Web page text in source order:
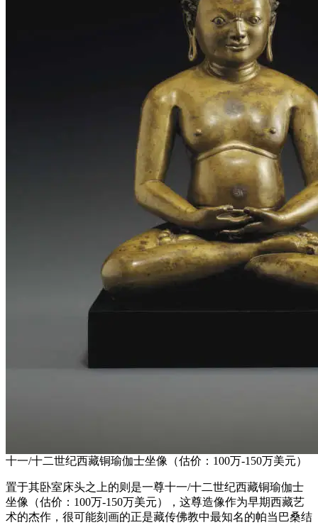
十一/十二世纪西藏铜瑜伽士坐像（估价：100万-150万美元）
置于其卧室床头之上的则是一尊十一/十二世纪西藏铜瑜伽士
坐像（估价：100万-150万美元），这尊造像作为早期西藏艺
术的杰作，很可能刻画的正是藏传佛教中最知名的帕当巴桑结